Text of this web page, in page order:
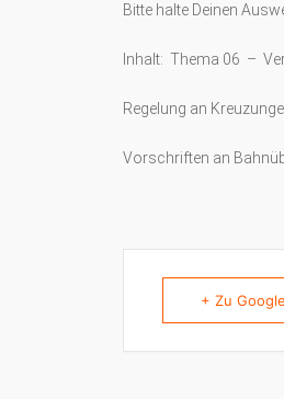
Bitte halte Deinen
Inhalt: Thema 06 –
Regelung an
Vorschriften an
+ Zu